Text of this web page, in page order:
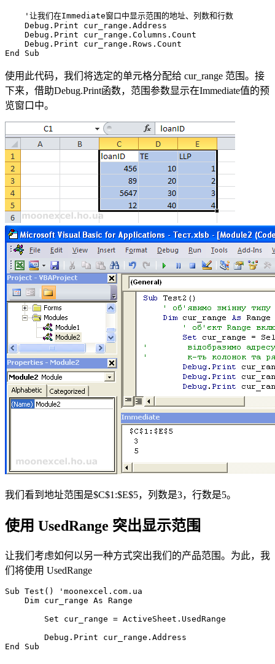
    '让我们在Immediate窗口中显示范围的地址、列数和行数
    Debug.Print cur_range.Address
    Debug.Print cur_range.Columns.Count
    Debug.Print cur_range.Rows.Count
使用此代码，我们将选定的单元格分配给 cur_range 范围。接
下来，借助Debug.Print函数，范围参数显示在Immediate值的预
览窗口中。
我们看到地址范围是$C$1:$E$5，列数是3，行数是5。
使用 UsedRange 突出显示范围
让我们考虑如何以另一种方式突出我们的产品范围。为此，我
们将使用 UsedRange
Sub Test() 'moonexcel.com.ua
    Dim cur_range As Range